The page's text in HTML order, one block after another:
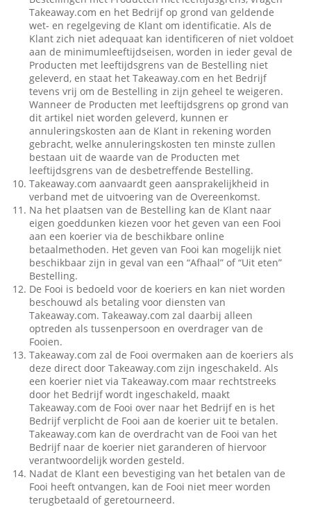
Takeaway.com en het Bedrijf op grond van geldende
wet- en regelgeving de Klant om identificatie. Als de
Klant zich niet adequaat kan identificeren of niet voldoet
aan de minimumleeftijdseisen, worden in ieder geval de
Producten met leeftijdsgrens van de Bestelling niet
geleverd, en staat het Takeaway.com en het Bedrijf
tevens vrij om de Bestelling in zijn geheel te weigeren.
Wanneer de Producten met leeftijdsgrens op grond van
dit artikel niet worden geleverd, kunnen er
annuleringskosten aan de Klant in rekening worden
gebracht, welke annuleringskosten ten minste zullen
bestaan uit de waarde van de Producten met
leeftijdsgrens van de desbetreffende Bestelling.
Takeaway.com aanvaardt geen aansprakelijkheid in
verband met de uitvoering van de Overeenkomst.
Na het plaatsen van de Bestelling kan de Klant naar
eigen goeddunken kiezen voor het geven van een Fooi
aan een koerier via de beschikbare online
betaalmethoden. Het geven van Fooi kan mogelijk niet
beschikbaar zijn in geval van een “Afhaal” of “Uit eten”
Bestelling.
De Fooi is bedoeld voor de koeriers en kan niet worden
beschouwd als betaling voor diensten van
Takeaway.com. Takeaway.com zal daarbij alleen
optreden als tussenpersoon en overdrager van de
Fooien.
Takeaway.com zal de Fooi overmaken aan de koeriers als
deze direct door Takeaway.com zijn ingeschakeld. Als
een koerier niet via Takeaway.com maar rechtstreeks
door het Bedrijf wordt ingeschakeld, maakt
Takeaway.com de Fooi over naar het Bedrijf en is het
Bedrijf verplicht de Fooi aan de koerier uit te betalen.
Takeaway.com kan de overdracht van de Fooi van het
Bedrijf naar de koerier niet garanderen of hiervoor
verantwoordelijk worden gesteld.
Nadat de Klant een bevestiging van het betalen van de
Fooi heeft ontvangen, kan de Fooi niet meer worden
terugbetaald of geretourneerd.